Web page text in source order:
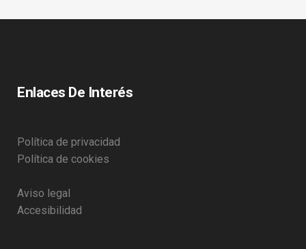
Enlaces De Interés
Política de privacidad
Política de cookies
Aviso legal
Accesibilidad